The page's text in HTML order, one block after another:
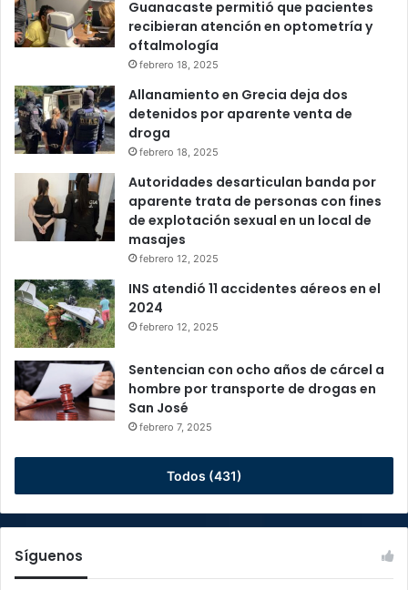
Guanacaste permitió que pacientes
recibieran atención en optometría y
oftalmología
febrero 18, 2025
Allanamiento en Grecia deja dos
detenidos por aparente venta de
droga
febrero 18, 2025
Autoridades desarticulan banda por
aparente trata de personas con fines
de explotación sexual en un local de
masajes
febrero 12, 2025
INS atendió 11 accidentes aéreos en el
2024
febrero 12, 2025
Sentencian con ocho años de cárcel a
hombre por transporte de drogas en
San José
febrero 7, 2025
Todos (431)
Síguenos